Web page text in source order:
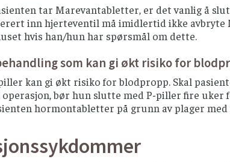
tar Marevantabletter, er det vanlig å
inn hjerteventil må imidlertid ikke avbryte
hvis han/hun har spørsmål om dette.
som kan gi økt risiko for
kan gi økt risiko for blodpropp. Skal
operasjon, bør hun slutte med P-piller fire
hormontabletter på grunn av plager